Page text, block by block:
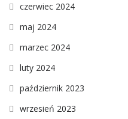
czerwiec 2024
maj 2024
marzec 2024
luty 2024
październik 2023
wrzesień 2023